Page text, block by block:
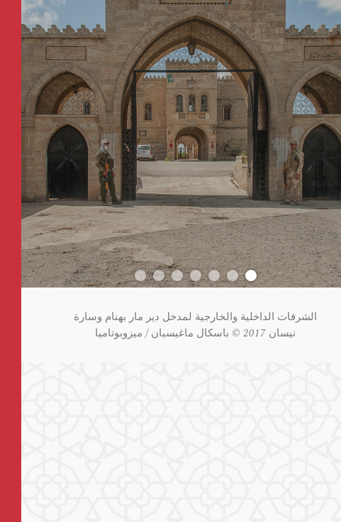
الشرفات الداخلية والخارجية لمدخل دير مار بهنام وسارة
نيسان 2017 © باسكال ماغيسيان / ميزوبوتاميا